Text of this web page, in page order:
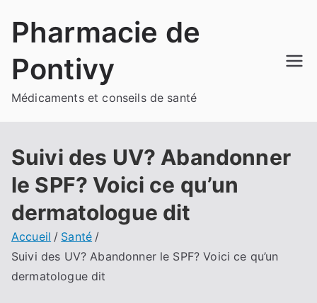
Pharmacie de
Pontivy
Médicaments et conseils de santé
Suivi des UV? Abandonner
le SPF? Voici ce qu’un
dermatologue dit
Accueil
Santé
Suivi des UV? Abandonner le SPF? Voici ce qu’un
dermatologue dit